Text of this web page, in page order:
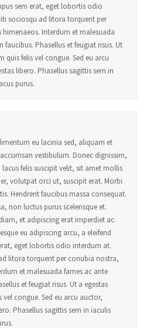
sem erat, eget lobortis odio
sociosqu ad litora torquent per
Interdum et malesuada
faucibus. Phasellus et feugiat risus. Ut
quis felis vel congue. Sed eu arcu
libero. Phasellus sagittis sem in
purus.
eu lacinia sed, aliquam et
vestibulum. Donec dignissim,
felis suscipit velit, sit amet mollis
volutpat orci ut, suscipit erat. Morbi
Hendrerit faucibus massa consequat.
non luctus purus scelerisque et.
et adipiscing erat imperdiet ac.
eu adipiscing arcu, a eleifend
eget lobortis odio interdum at.
litora torquent per conubia nostra,
et malesuada fames ac ante
et feugiat risus. Ut a egestas
congue. Sed eu arcu auctor,
Phasellus sagittis sem in iaculis